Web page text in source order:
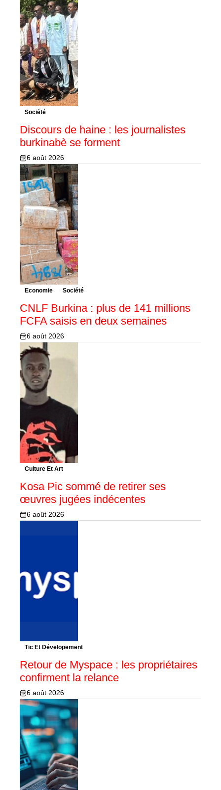
Société
Discours de haine : les journalistes
burkinabè se forment
6 août 2026
Economie Société
CNLF Burkina : plus de 141 millions
FCFA saisis en deux semaines
6 août 2026
Culture Et Art
Kosa Pic sommé de retirer ses
œuvres jugées indécentes
6 août 2026
Tic Et Dévelopement
Retour de Myspace : les propriétaires
confirment la relance
6 août 2026